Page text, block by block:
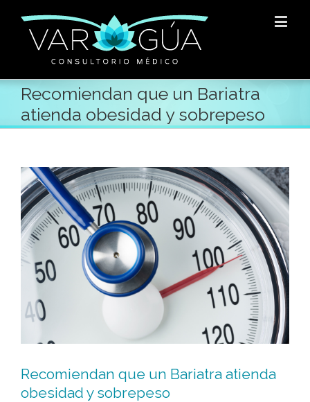
Recomiendan que un Bariatra
atienda obesidad y sobrepeso
Recomiendan que un Bariatra atienda
obesidad y sobrepeso